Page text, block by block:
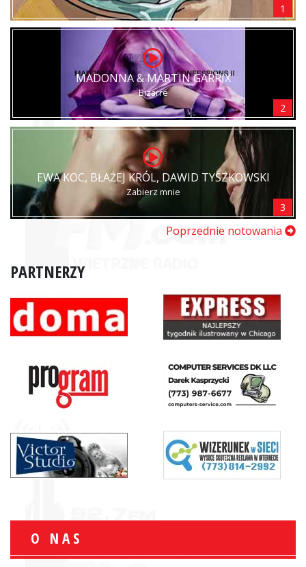
1
MADONNA & MARTIN GARRIX
Bizarre
2
EWA KOC, BŁAŻEJ KRÓL, DAWID TYSZKOWSKI
Zabierz mnie
3
Poprzednie notowania
PARTNERZY
O NAS